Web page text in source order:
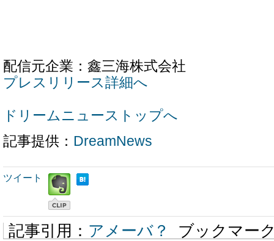
配信元企業：鑫三海株式会社
プレスリリース詳細へ
ドリームニューストップへ
記事提供： DreamNews
ツイート
記事引用： アメーバ？ ブックマー